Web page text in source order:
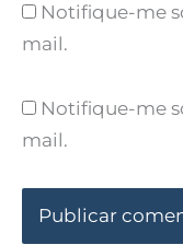
Notifique-me
mail.
Notifique-me
mail.